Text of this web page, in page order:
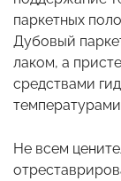
паркетных
Дубовый
лаком, а
средствами
температурами
Не всем